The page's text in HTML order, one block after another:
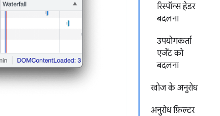
रिस्पॉन्स हेडर
बदलना
उपयोगकर्ता
एजेंट को
बदलना
खोज के अनुरोध
अनुरोध फ़िल्टर